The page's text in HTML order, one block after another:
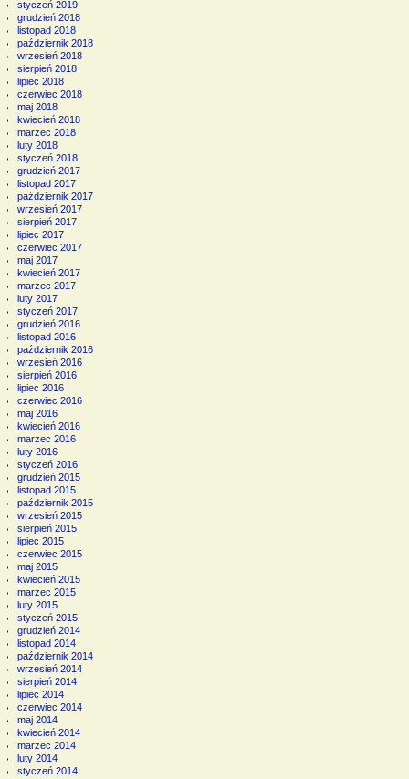
styczeń 2019
grudzień 2018
listopad 2018
październik 2018
wrzesień 2018
sierpień 2018
lipiec 2018
czerwiec 2018
maj 2018
kwiecień 2018
marzec 2018
luty 2018
styczeń 2018
grudzień 2017
listopad 2017
październik 2017
wrzesień 2017
sierpień 2017
lipiec 2017
czerwiec 2017
maj 2017
kwiecień 2017
marzec 2017
luty 2017
styczeń 2017
grudzień 2016
listopad 2016
październik 2016
wrzesień 2016
sierpień 2016
lipiec 2016
czerwiec 2016
maj 2016
kwiecień 2016
marzec 2016
luty 2016
styczeń 2016
grudzień 2015
listopad 2015
październik 2015
wrzesień 2015
sierpień 2015
lipiec 2015
czerwiec 2015
maj 2015
kwiecień 2015
marzec 2015
luty 2015
styczeń 2015
grudzień 2014
listopad 2014
październik 2014
wrzesień 2014
sierpień 2014
lipiec 2014
czerwiec 2014
maj 2014
kwiecień 2014
marzec 2014
luty 2014
styczeń 2014